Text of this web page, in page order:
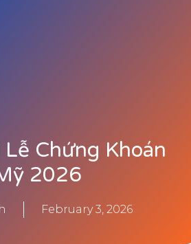
Chứng Khoán
2026
February 3, 2026